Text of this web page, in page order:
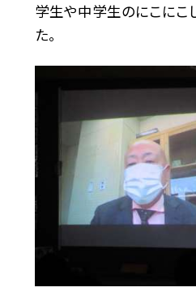
学生や中学生のにこにこ
た。